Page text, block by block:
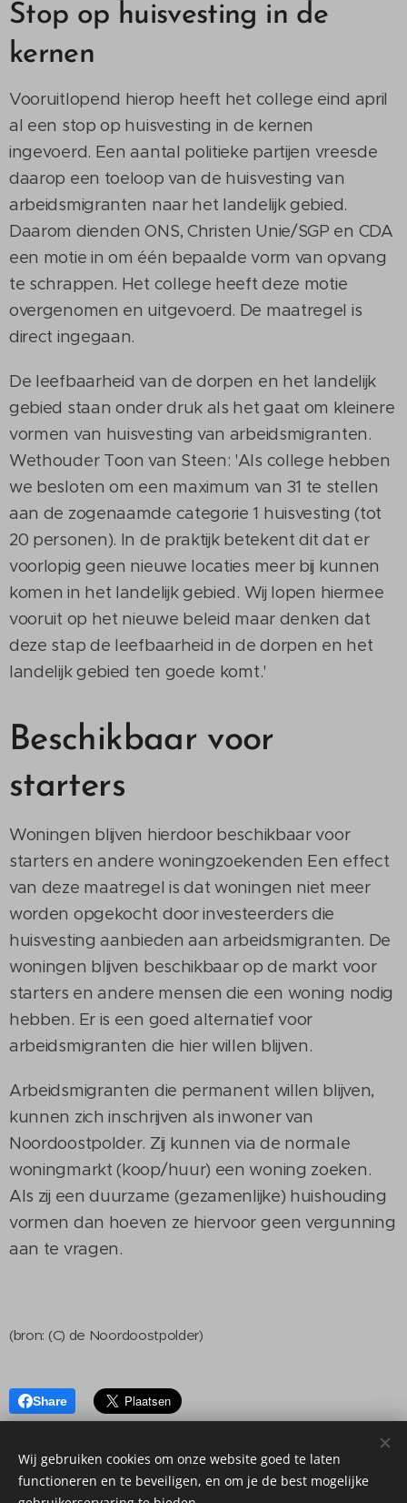
Stop op huisvesting in de
kernen
Vooruitlopend hierop heeft het college eind april
al een stop op huisvesting in de kernen
ingevoerd. Een aantal politieke partijen vreesde
daarop een toeloop van de huisvesting van
arbeidsmigranten naar het landelijk gebied.
Daarom dienden ONS, Christen Unie/SGP en CDA
een motie in om één bepaalde vorm van opvang
te schrappen. Het college heeft deze motie
overgenomen en uitgevoerd. De maatregel is
direct ingegaan.
De leefbaarheid van de dorpen en het landelijk
gebied staan onder druk als het gaat om kleinere
vormen van huisvesting van arbeidsmigranten.
Wethouder Toon van Steen: 'Als college hebben
we besloten om een maximum van 31 te stellen
aan de zogenaamde categorie 1 huisvesting (tot
20 personen). In de praktijk betekent dit dat er
voorlopig geen nieuwe locaties meer bij kunnen
komen in het landelijk gebied. Wij lopen hiermee
vooruit op het nieuwe beleid maar denken dat
deze stap de leefbaarheid in de dorpen en het
landelijk gebied ten goede komt.'
Beschikbaar voor
starters
Woningen blijven hierdoor beschikbaar voor
starters en andere woningzoekenden Een effect
van deze maatregel is dat woningen niet meer
worden opgekocht door investeerders die
huisvesting aanbieden aan arbeidsmigranten. De
woningen blijven beschikbaar op de markt voor
starters en andere mensen die een woning nodig
hebben. Er is een goed alternatief voor
arbeidsmigranten die hier willen blijven.
Arbeidsmigranten die permanent willen blijven,
kunnen zich inschrijven als inwoner van
Noordoostpolder. Zij kunnen via de normale
woningmarkt (koop/huur) een woning zoeken.
Als zij een duurzame (gezamenlijke) huishouding
vormen dan hoeven ze hiervoor geen vergunning
aan te vragen.
(bron: (C) de Noordoostpolder)
Share
Wij gebruiken cookies om onze website goed te laten
functioneren en te beveiligen, en om je de best mogelijke